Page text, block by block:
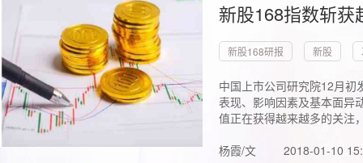
新股168指数斩
新股168研报 新股
中国上市公司研究院12月初
表现、影响因素及基本面异
值正在获得越来越多的关注
杨霞/文
2018-01-10